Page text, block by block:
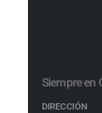
Siempre en
DIRECCIÓN